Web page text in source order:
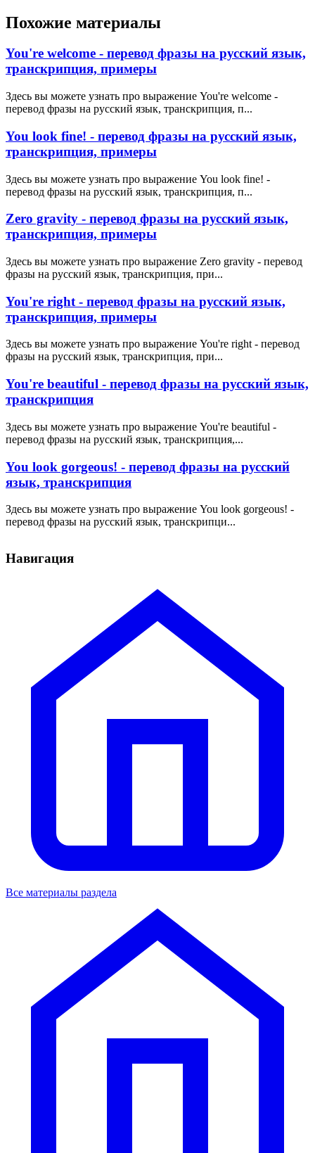
Похожие материалы
You're welcome - перевод фразы на русский язык,
транскрипция, примеры
Здесь вы можете узнать про выражение You're welcome -
перевод фразы на русский язык, транскрипция, п...
You look fine! - перевод фразы на русский язык,
транскрипция, примеры
Здесь вы можете узнать про выражение You look fine! -
перевод фразы на русский язык, транскрипция, п...
Zero gravity - перевод фразы на русский язык,
транскрипция, примеры
Здесь вы можете узнать про выражение Zero gravity - перевод
фразы на русский язык, транскрипция, при...
You're right - перевод фразы на русский язык,
транскрипция, примеры
Здесь вы можете узнать про выражение You're right - перевод
фразы на русский язык, транскрипция, при...
You're beautiful - перевод фразы на русский язык,
транскрипция
Здесь вы можете узнать про выражение You're beautiful -
перевод фразы на русский язык, транскрипция,...
You look gorgeous! - перевод фразы на русский
язык, транскрипция
Здесь вы можете узнать про выражение You look gorgeous! -
перевод фразы на русский язык, транскрипци...
Навигация
Все материалы раздела